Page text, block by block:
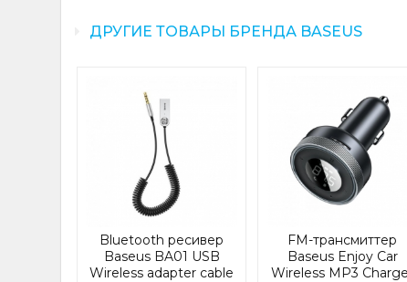
ДРУГИЕ ТОВАРЫ БРЕНДА BASEUS
Bluetooth ресивер
Baseus BA01 USB
Wireless adapter cable
FM-трансмиттер
Baseus Enjoy Car
Wireless MP3